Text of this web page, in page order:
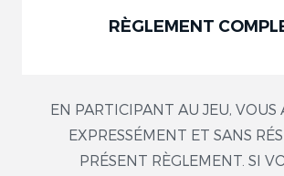
RÈGLEMENT
EN PARTICIPANT AU JEU, VOUS
EXPRESSÉMENT ET SANS
PRÉSENT RÈGLEMENT. SI